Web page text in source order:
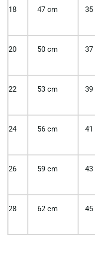
18 47 cm 35
20 50 cm 37
22 53 cm 39
24 56 cm 41
26 59 cm 43
28 62 cm 45